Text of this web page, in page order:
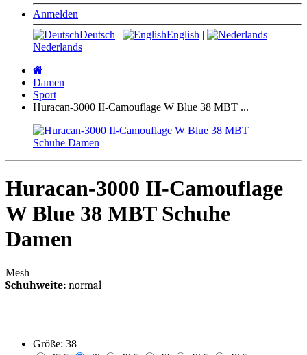
Anmelden
Deutsch | English |
Nederlands
Damen
Sport
Huracan-3000 II-Camouflage W Blue 38 MBT ...
Huracan-3000 II-Camouflage
W Blue 38 MBT Schuhe
Damen
Mesh
Schuhweite: normal
Größe: 38